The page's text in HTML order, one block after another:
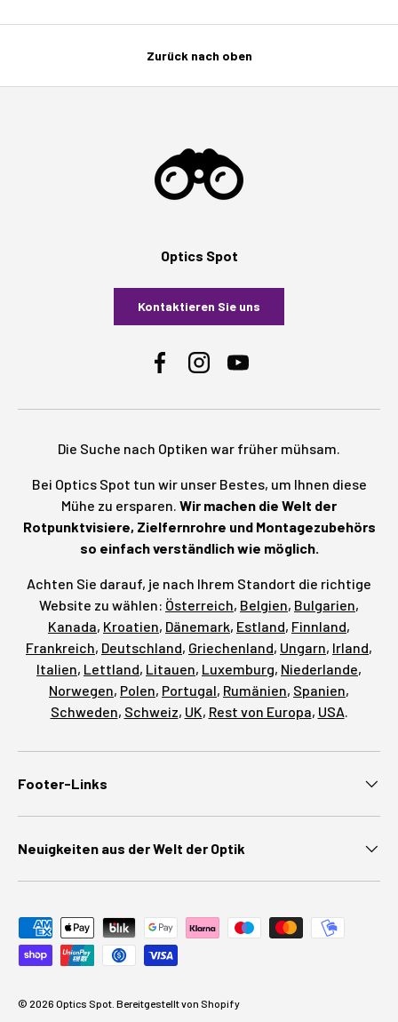
Zurück nach oben
Optics Spot
Kontaktieren Sie uns
FacebookInstagramYouTube
Die Suche nach Optiken war früher mühsam.
Bei Optics Spot tun wir unser Bestes, um Ihnen diese
Mühe zu ersparen. Wir machen die Welt der
Rotpunktvisiere, Zielfernrohre und Montagezubehörs
so einfach verständlich wie möglich.
Achten Sie darauf, je nach Ihrem Standort die richtige
Website zu wählen: Österreich, Belgien, Bulgarien,
Kanada, Kroatien, Dänemark, Estland, Finnland,
Frankreich, Deutschland, Griechenland, Ungarn, Irland,
Italien, Lettland, Litauen, Luxemburg, Niederlande,
Norwegen, Polen, Portugal, Rumänien, Spanien,
Schweden, Schweiz, UK, Rest von Europa, USA
Footer-Links
Neuigkeiten aus der Welt der Optik
Zahlungsmethoden akzeptiert
© 2026 Optics Spot Bereitgestellt von Shopify